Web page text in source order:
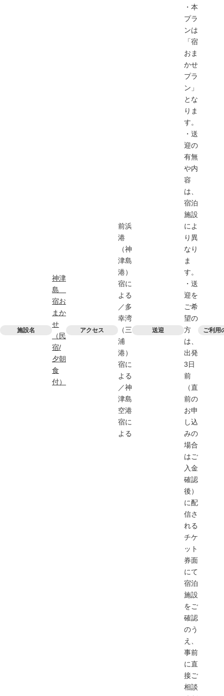
施設名
神津
島
宿お
まか
せ
（民
宿/
夕朝
食
付）
アクセス
前浜
港
（神
津島
港）
宿に
よる
／多
幸湾
（三
浦
港）
宿に
よる
／神
津島
空港
宿に
よる
送迎
・本
プラ
ンは
「宿
おま
かせ
プラ
ン」
とな
りま
す。
・送
迎の
有無
や内
容
は、
宿泊
施設
によ
り異
なり
ま
す。
・送
迎を
ご希
望の
方
は、
出発
3日
前
（直
前の
お申
し込
みの
場合
はご
入金
確認
後）
に配
信さ
れる
チケ
ット
券面
にて
宿泊
施設
をご
確認
のう
え、
事前
に直
接ご
相談
ご利用